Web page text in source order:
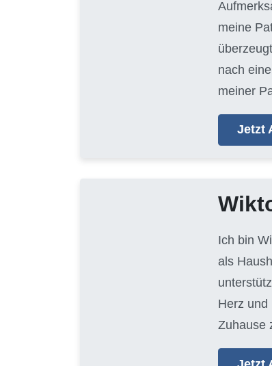
meine
nach
meiner
Jetzt
Ich bin
als
Herz und
Zuhause